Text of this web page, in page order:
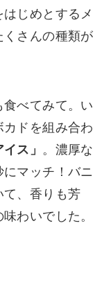
じめとするメ
さんの種類が
べてみて。い
ドを組み合わ
ス」 。濃厚な
マッチ！バニ
て、香りも芳
わいでした。